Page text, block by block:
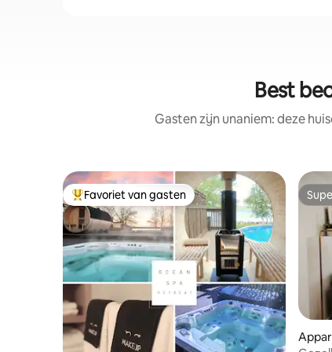
Best
Gasten zijn unaniem: deze
Topfavoriet van gasten
Favoriet van gasten